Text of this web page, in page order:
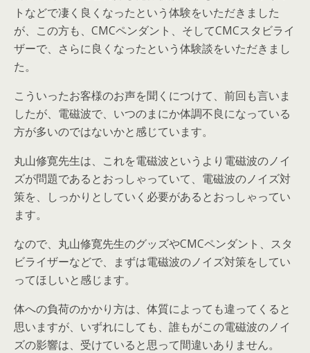
トなどで凄く良くなったという体験をいただきました
が、この方も、CMCペンダント、そしてCMCスタビライ
ザーで、さらに良くなったという体験談をいただきまし
た。
こういったお客様のお声を聞くにつけて、前回も言いま
したが、電磁波で、いつのまにか体調不良になっている
方が多いのではないかと感じています。
丸山修寛先生は、これを電磁波というより電磁波のノイ
ズが問題であるとおっしゃっていて、電磁波のノイズ対
策を、しっかりとしていく必要があるとおっしゃってい
ます。
なので、丸山修寛先生のグッズやCMCペンダント、スタ
ビライザーなどで、まずは電磁波のノイズ対策をしてい
ってほしいと感じます。
体への負荷のかかり方は、体質によっても違ってくると
思いますが、いずれにしても、誰もがこの電磁波のノイ
ズの影響は、受けていると思って間違いありません。